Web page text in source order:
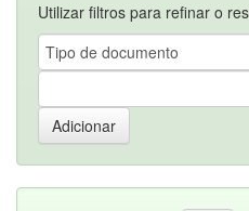
Utilizar filtros para refinar o